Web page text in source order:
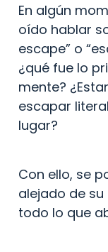
En algún
oído hablar
escape” o
¿qué fue lo
mente?
escapar
lugar?
Con ello, se
alejado de
todo lo que